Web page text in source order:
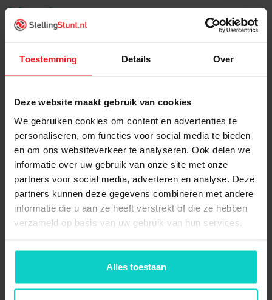
Toestemming Details Over
Deze website maakt gebruik van cookies
We gebruiken cookies om content en advertenties te
personaliseren, om functies voor social media te bieden
en om ons websiteverkeer te analyseren. Ook delen we
informatie over uw gebruik van onze site met onze
partners voor social media, adverteren en analyse. Deze
partners kunnen deze gegevens combineren met andere
informatie die u aan ze heeft verstrekt of die ze hebben
verzameld op basis van uw gebruik van hun services.
Alles toestaan
Informatie
Specificaties
Wat is inbegrepen?
Product informatie
Frame Apersa 4200x1100x100x80mm